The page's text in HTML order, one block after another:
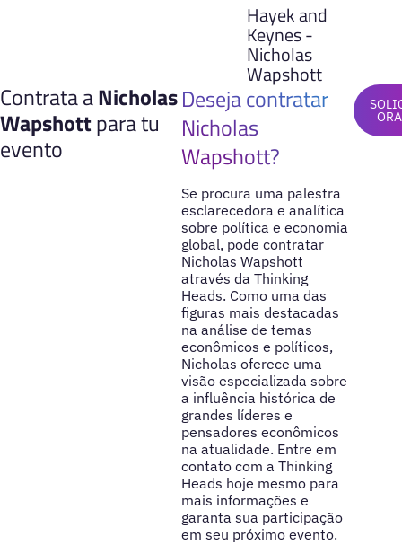
Hayek and
Keynes -
Nicholas
Wapshott
Contrata aNicholas
Wapshottpara tu
evento
Deseja contratar
Nicholas
Wapshott?
Se procura uma palestra
esclarecedora e analítica
sobre política e economia
global, pode contratar
Nicholas Wapshott
através da Thinking
Heads. Como uma das
figuras mais destacadas
na análise de temas
econômicos e políticos,
Nicholas oferece uma
visão especializada sobre
a influência histórica de
grandes líderes e
pensadores econômicos
na atualidade. Entre em
contato com a Thinking
Heads hoje mesmo para
mais informações e
garanta sua participação
em seu próximo evento.